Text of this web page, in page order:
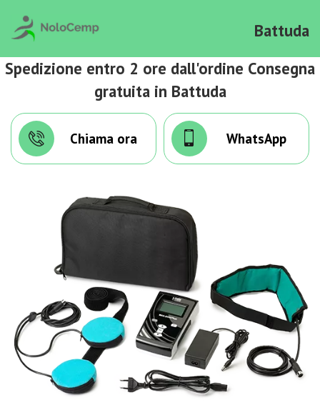
Battuda
Spedizione entro 2 ore dall'ordine Consegna
gratuita in Battuda
Chiama ora WhatsApp